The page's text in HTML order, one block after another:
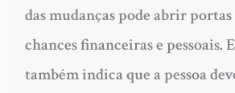
das mudanças pode abrir
chances financeiras e pessoais.
também indica que a pessoa